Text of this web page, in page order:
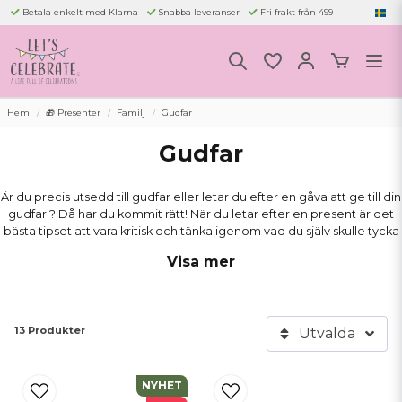
Betala enkelt med Klarna Snabba leveranser Fri frakt från 499
Hem 🎁 Presenter Familj Gudfar
Gudfar
Är du precis utsedd till gudfar eller letar du efter en gåva att ge till din
gudfar ? Då har du kommit rätt! När du letar efter en present är det
bästa tipset att vara kritisk och tänka igenom vad du själv skulle tycka
en stor ära och ett stort ansvar, så det är extra viktigt att välja en fin
present, som visar uppskattning och att du tar rollen på allvar.
Bläddra igenom våra förslag och se om du hittar något som passar.
Visa mer
13 Produkter Utvalda
NYHET